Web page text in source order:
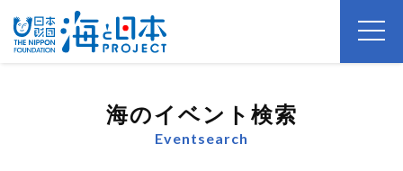
海のイベント検索
Eventsearch